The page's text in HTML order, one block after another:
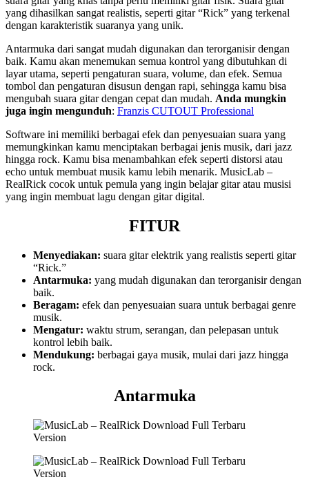
yang dihasilkan sangat realistis, seperti gitar “Rick” yang terkenal
dengan karakteristik suaranya yang unik.
Antarmuka dari sangat mudah digunakan dan terorganisir dengan
baik. Kamu akan menemukan semua kontrol yang dibutuhkan di
layar utama, seperti pengaturan suara, volume, dan efek. Semua
tombol dan pengaturan disusun dengan rapi, sehingga kamu bisa
mengubah suara gitar dengan cepat dan mudah. Anda mungkin
juga ingin mengunduh: Franzis CUTOUT Professional
Software ini memiliki berbagai efek dan penyesuaian suara yang
memungkinkan kamu menciptakan berbagai jenis musik, dari jazz
hingga rock. Kamu bisa menambahkan efek seperti distorsi atau
echo untuk membuat musik kamu lebih menarik. MusicLab –
RealRick cocok untuk pemula yang ingin belajar gitar atau musisi
yang ingin membuat lagu dengan gitar digital.
FITUR
Menyediakan: suara gitar elektrik yang realistis seperti gitar
“Rick.”
Antarmuka: yang mudah digunakan dan terorganisir dengan
baik.
Beragam: efek dan penyesuaian suara untuk berbagai genre
musik.
Mengatur: waktu strum, serangan, dan pelepasan untuk
kontrol lebih baik.
Mendukung: berbagai gaya musik, mulai dari jazz hingga
rock.
Antarmuka